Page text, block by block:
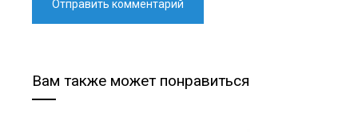
Вам также может понравиться